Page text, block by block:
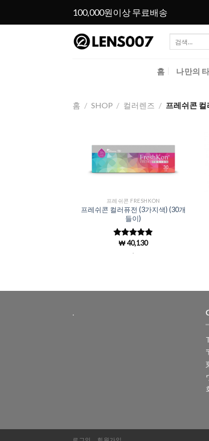
100,000원이상 무료배송
색:
홈 나만의
홈 / SHOP / 컬러렌즈 / 프레쉬콘 컬
Add to
Wishlist
프레쉬콘 FRESHKON
프레쉬콘 컬러퓨전 (3가지색) (30개
들이)
5 중에서
로 평
₩40,130
.